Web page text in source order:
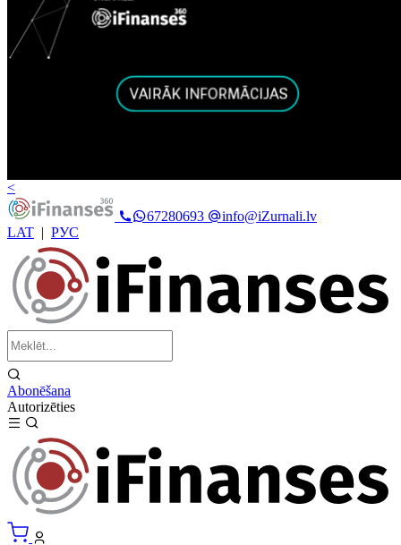
<
67280693
info@iZurnali.lv
LAT | РУС
Abonēšana
Autorizēties